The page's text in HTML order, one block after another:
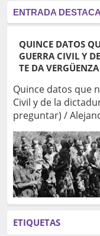
ENTRADA
QUINCE DATOS
GUERRA CIVIL Y
TE DA
Quince datos que
Civil y de la
preguntar) /
ETIQUETAS